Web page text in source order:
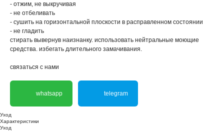
- отжим, не выкручивая
- не отбеливать
- сушить на горизонтальной плоскости в расправленном состоянии
- не гладить
стирать вывернув наизнанку. использовать нейтральные моющие
средства. избегать длительного замачивания.
связаться с нами
whatsapp telegram
Уход
Характеристики
Уход